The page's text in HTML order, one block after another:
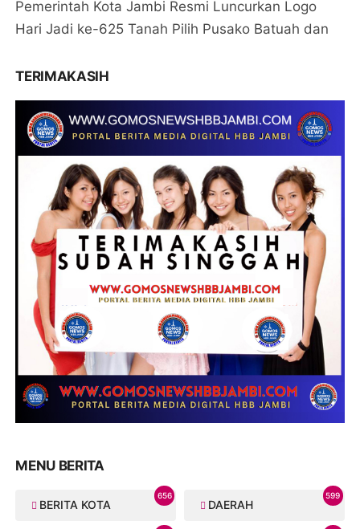
Pemerintah Kota Jambi Resmi Luncurkan Logo
Hari Jadi ke-625 Tanah Pilih Pusako Batuah dan
TERIMAKASIH
MENU BERITA
BERITA KOTA
656
DAERAH
599